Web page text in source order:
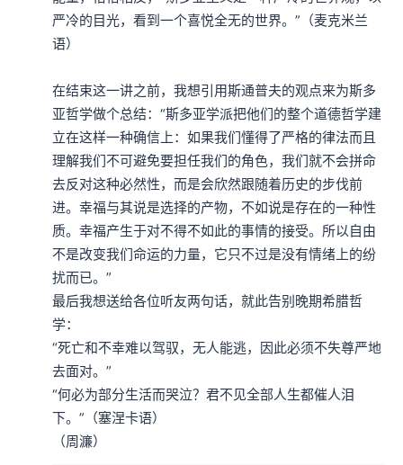
严冷的目光，看到一个喜悦全无的世界。”（麦克米兰
语）
在结束这一讲之前，我想引用斯通普夫的观点来为斯多
亚哲学做个总结：“斯多亚学派把他们的整个道德哲学建
立在这样一种确信上：如果我们懂得了严格的律法而且
理解我们不可避免要担任我们的角色，我们就不会拼命
去反对这种必然性，而是会欣然跟随着历史的步伐前
进。幸福与其说是选择的产物，不如说是存在的一种性
质。幸福产生于对不得不如此的事情的接受。所以自由
不是改变我们命运的力量，它只不过是没有情绪上的纷
扰而已。”
最后我想送给各位听友两句话，就此告别晚期希腊哲
学：
“死亡和不幸难以驾驭，无人能逃，因此必须不失尊严地
去面对。”
“何必为部分生活而哭泣？君不见全部人生都催人泪
下。”（塞涅卡语）
（周濂）